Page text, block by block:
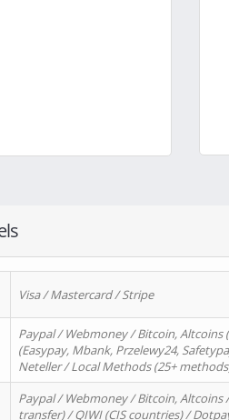
Visa / Mastercard / Stripe
Paypal / Webmoney / Bitcoin, Altcoins
(Easypay, Mbank, Przelewy24,
Neteller / Local Methods (25+
Paypal / Webmoney / Bitcoin,
transfer) / QIWI (CIS countries) /